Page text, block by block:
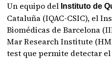
Un equipo del Instituto de
Cataluña (IQAC-CSIC), el
Biomédicas de Barcelona
Mar Research Institute
test que permite detectar